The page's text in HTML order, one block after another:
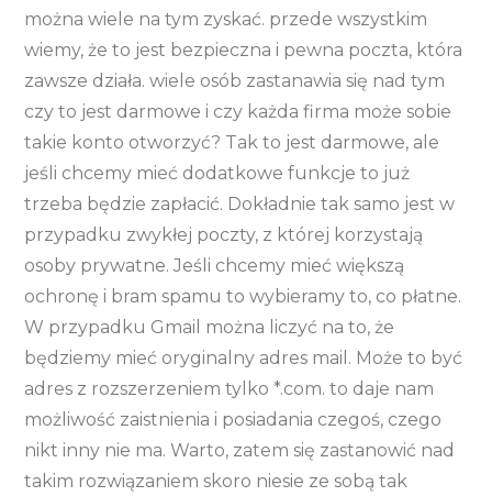
można wiele na tym zyskać. przede wszystkim
wiemy, że to jest bezpieczna i pewna poczta, która
zawsze działa. wiele osób zastanawia się nad tym
czy to jest darmowe i czy każda firma może sobie
takie konto otworzyć? Tak to jest darmowe, ale
jeśli chcemy mieć dodatkowe funkcje to już
trzeba będzie zapłacić. Dokładnie tak samo jest w
przypadku zwykłej poczty, z której korzystają
osoby prywatne. Jeśli chcemy mieć większą
ochronę i bram spamu to wybieramy to, co płatne.
W przypadku Gmail można liczyć na to, że
będziemy mieć oryginalny adres mail. Może to być
adres z rozszerzeniem tylko *.com. to daje nam
możliwość zaistnienia i posiadania czegoś, czego
nikt inny nie ma. Warto, zatem się zastanowić nad
takim rozwiązaniem skoro niesie ze sobą tak